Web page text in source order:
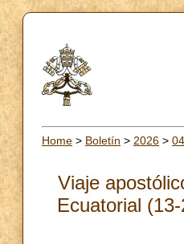
Home > Boletín > 2026 > 04
Viaje
Ecuatorial